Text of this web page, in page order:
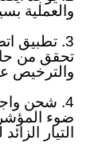
والعملية
3. تطبيق
تحقق من
والترخيص
ضوء المؤشر
التيار